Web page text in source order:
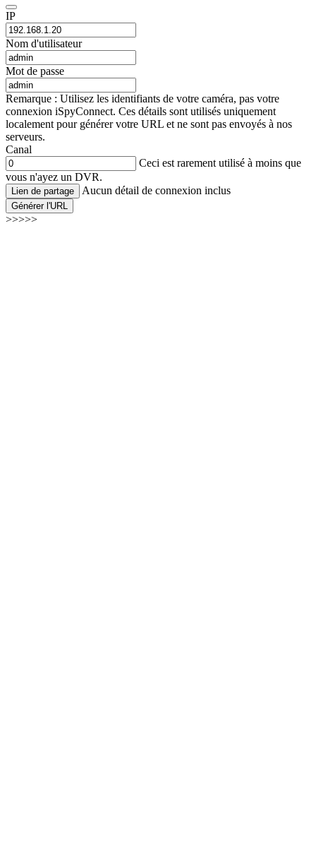
IP
Nom d'utilisateur
Mot de passe
Remarque : Utilisez les identifiants de votre caméra, pas votre
connexion iSpyConnect. Ces détails sont utilisés uniquement
localement pour générer votre URL et ne sont pas envoyés à nos
serveurs.
Canal
Ceci est rarement utilisé à moins que
vous n'ayez un DVR.
Lien de partage Aucun détail de connexion inclus
Générer l'URL
>>>>>